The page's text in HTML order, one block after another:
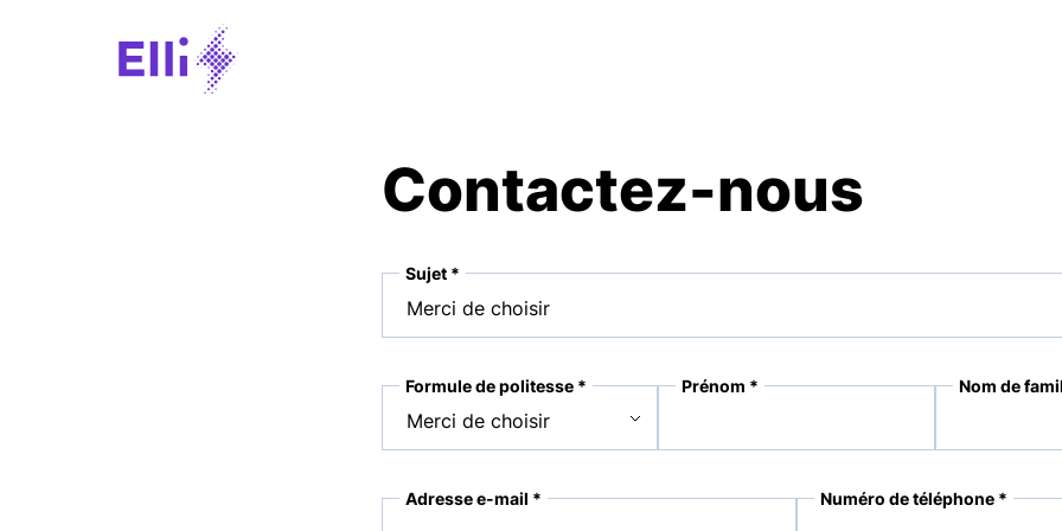
Contactez-nous
Sujet *
Formule de politesse * Prénom * Nom de
Adresse e-mail * Numéro de téléphone *